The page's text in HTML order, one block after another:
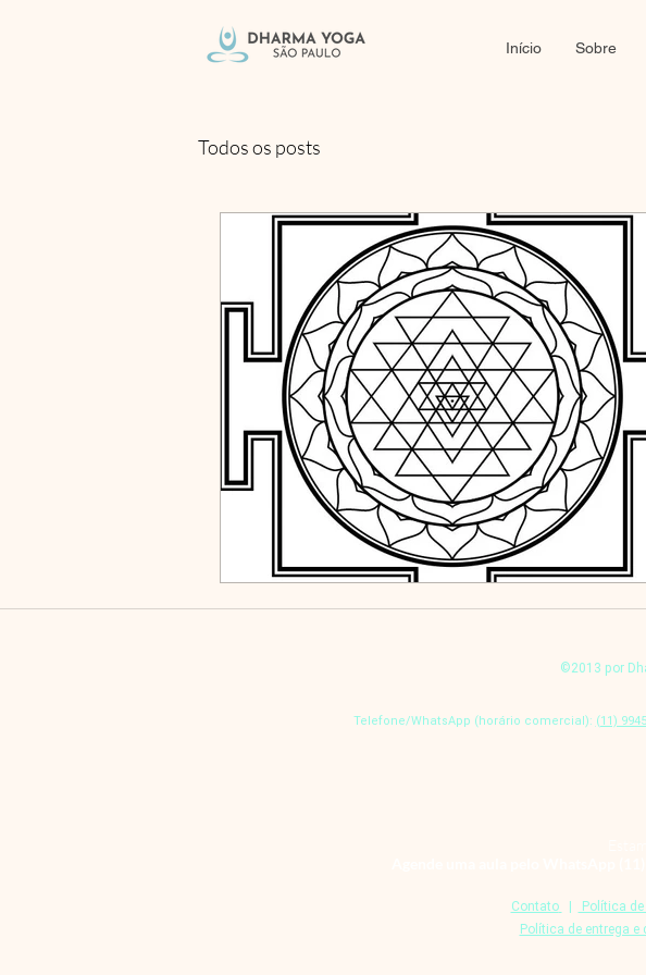
Início Sobre
Todos os posts
©2013 por
Telefone/WhatsApp (horário comercial): (11)
Contato | Política
Política de entrega